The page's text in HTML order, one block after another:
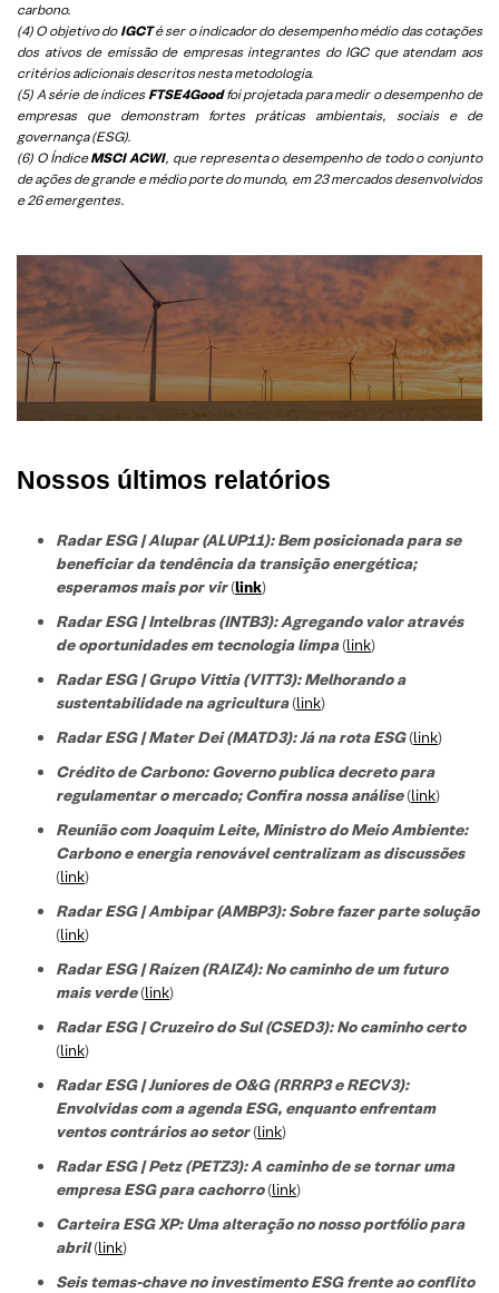
carbono.
(4) O objetivo do IGCTé ser o indicador do desempenho médio das cotações
dos ativos de emissão de empresas integrantes do IGC que atendam aos
critérios adicionais descritos nesta metodologia.
(5) A série de índices FTSE4Goodfoi projetada para medir o desempenho de
empresas que demonstram fortes práticas ambientais, sociais e de
governança (ESG).
(6) O ÍndiceMSCI ACWI, que representa o desempenho de todo o conjunto
de ações de grande e médio porte do mundo, em 23 mercados desenvolvidos
e 26 emergentes.
Nossos últimos relatórios
Radar ESG | Alupar (ALUP11): Bem posicionada para se
beneficiar da tendência da transição energética;
esperamos mais por vir(link)
Radar ESG | Intelbras (INTB3):Agregando valor através
de oportunidades em tecnologia limpa(link)
Radar ESG |Grupo Vittia (VITT3):Melhorando a
sustentabilidade na agricultura(link)
Radar ESG | Mater Dei (MATD3): Já na rota ESG(link)
Crédito de Carbono: Governo publica decreto para
regulamentar o mercado; Confira nossa análise(link)
Reunião com Joaquim Leite, Ministro do Meio Ambiente:
Carbono e energia renovável centralizam as discussões
(link)
Radar ESG | Ambipar (AMBP3): Sobre fazer parte solução
(link)
Radar ESG | Raízen (RAIZ4): No caminho de um futuro
mais verde(link)
Radar ESG | Cruzeiro do Sul (CSED3): No caminho certo
(link)
Radar ESG | Juniores de O&G (RRRP3 e RECV3):
Envolvidas com a agenda ESG, enquanto enfrentam
ventos contrários ao setor(link)
Radar ESG | Petz (PETZ3): A caminho de se tornar uma
empresa ESG para cachorro(link)
Carteira ESG XP: Uma alteração no nosso portfólio para
abril(link)
Seis temas-chave no investimento ESG frente ao conflito